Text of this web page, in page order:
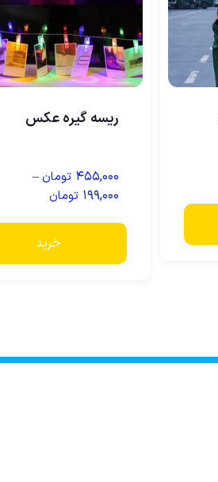
ریسه گیره عکس
۴۵۵,۰۰۰ تومان–
۱۹۹,۰۰۰ تومان
خرید